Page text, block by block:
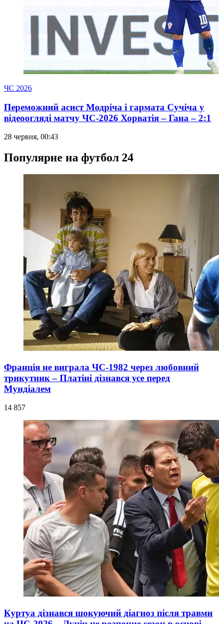
ЧС 2026
Переможний асист Модріча і гармата Сучіча у
відеоогляді матчу ЧС-2026 Хорватія – Гана – 2:1
28 червня, 00:43
Популярне на футбол 24
Франція не виграла ЧС-1982 через любовний
трикутник – Платіні дізнався усе перед
Мундіалем
14 857
Куртуа дізнався шокуючий діагноз після травми